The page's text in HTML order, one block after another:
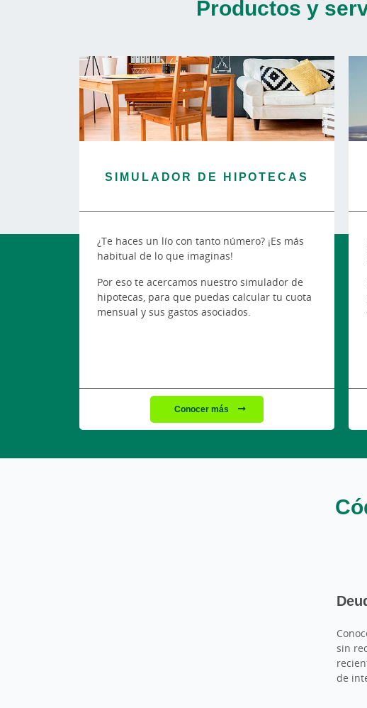
Productos y
SIMULADOR DE HIPOTECAS
¿Te haces un lío con tanto número? ¡Es más
habitual de lo que imaginas!
Por eso te acercamos nuestro simulador de
hipotecas, para que puedas calcular tu cuota
mensual y sus gastos asociados.
Conocer más
sin
de